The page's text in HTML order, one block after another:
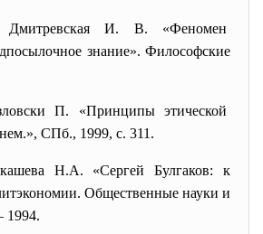
Дмитревская И. В. «Феномен
знание». Философские
П. «Принципы этической
СПб., 1999, с. 311.
Н.А. «Сергей Булгаков: к
Общественные науки и
1994.